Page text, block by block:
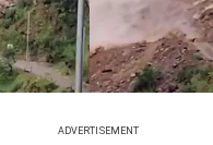
ADVERTISEMENT